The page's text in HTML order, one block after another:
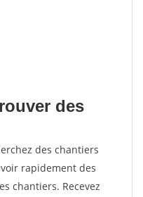
des
des chantiers
rapidement des
chantiers. Recevez